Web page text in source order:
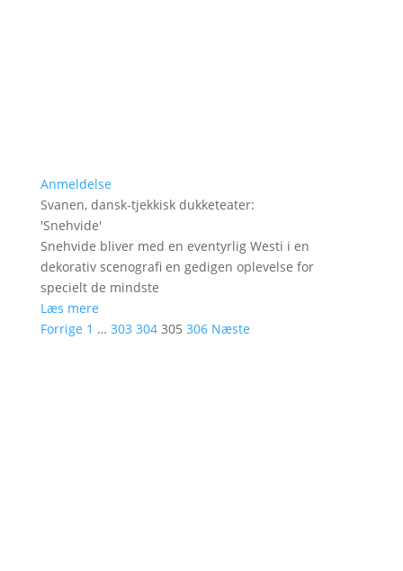
Anmeldelse
Svanen, dansk-tjekkisk dukketeater:
'Snehvide'
Snehvide bliver med en eventyrlig Westi i en
dekorativ scenografi en gedigen oplevelse for
specielt de mindste
Læs mere
Forrige 1 … 303 304 305 306 Næste